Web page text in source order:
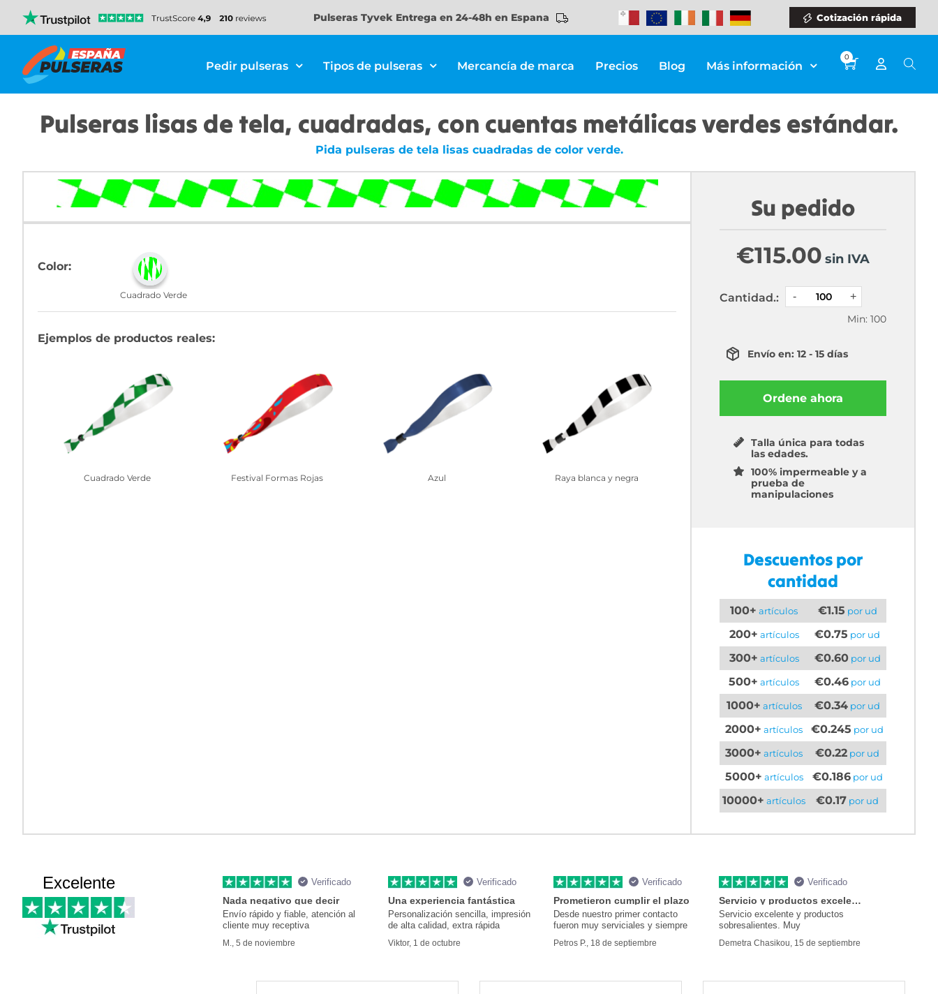
Pulseras Tyvek Entrega en 24-48h en Espana Cotización rápida
Pedir pulseras Tipos de pulseras Mercancía de marca Precios Blog Más información
0
Pulseras lisas de tela, cuadradas, con cuentas metálicas verdes estándar.
Pida pulseras de tela lisas cuadradas de color verde.
Color:
Cuadrado Verde
Ejemplos de productos reales:
Cuadrado Verde Festival Formas Rojas Azul Raya blanca y negra
Su pedido
€115.00 sin IVA
Cantidad.:
Min: 100
Envío en: 12 - 15 días
Ordene ahora
Talla única para todas
las edades.
100% impermeable y a
prueba de
manipulaciones
Descuentos por
cantidad
100+ artículos €1.15 por ud
200+ artículos €0.75 por ud
300+ artículos €0.60por ud
500+ artículos €0.46por ud
1000+ artículos €0.34 por ud
2000+ artículos €0.245 por ud
3000+ artículos €0.22 por ud
5000+ artículos €0.186por ud
10000+ artículos €0.17 por ud
Excelente Verificado
Nada negativo que decir
Envío rápido y fiable, atención al
cliente muy receptiva
M., 5 de noviembre
Verificado
Una experiencia fantástica
Personalización sencilla, impresión
de alta calidad, extra rápida
Viktor, 1 de octubre
Verificado
Prometieron cumplir el plazo
Desde nuestro primer contacto
fueron muy serviciales y siempre
Petros P., 18 de septiembre
Verificado
Servicio y productos excelentes
Servicio excelente y productos
sobresalientes. Muy
Demetra Chasikou, 15 de septiembre